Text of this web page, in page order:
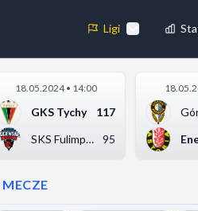
Ligi
18.05.2024 • 14:00
GKS Tychy
117
SKS Fulimpex Staroga...
95
MECZE
cookie
działania strony.
innymi nawigacja.